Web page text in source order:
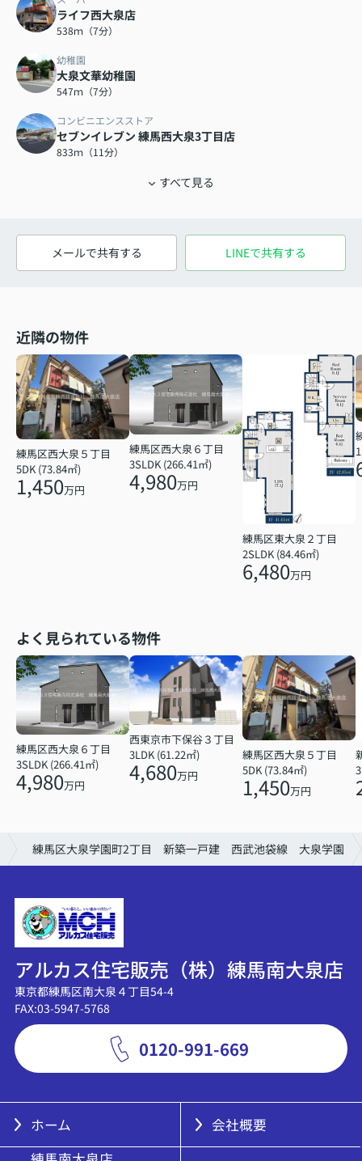
ライフ西大泉店
538ｍ（7分）
幼稚園
大泉文華幼稚園
547ｍ（7分）
コンビニエンスストア
セブンイレブン 練馬西大泉3丁目店
833ｍ（11分）
すべて見る
メールで共有する LINEで共有する
近隣の物件
練馬区西大泉５丁目
5DK (73.84㎡)
1,450万円
練馬区西大泉６丁目
3SLDK (266.41㎡)
4,980万円
練馬区東大泉２丁目
2SLDK (84.46㎡)
6,480万円
よく見られている物件
練馬区西大泉６丁目
3SLDK (266.41㎡)
4,980万円
西東京市下保谷３丁目
3LDK (61.22㎡)
4,680万円
練馬区西大泉５丁目
5DK (73.84㎡)
1,450万円
練馬区大泉学園町2丁目 新築一戸建 西武池袋線 大泉学園
アルカス住宅販売（株）練馬南大泉店
東京都練馬区南大泉４丁目54-4
FAX:03-5947-5768
0120-991-669
ホーム
会社概要